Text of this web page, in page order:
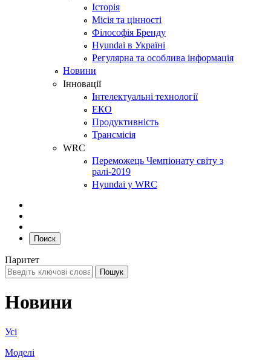
Історія
Місія та цінності
Філософія Бренду
Hyundai в Україні
Регулярна та особлива інформація
Новини
Інновації
Інтелектуальні технології
ЕКО
Продуктивність
Трансмісія
WRC
Переможець Чемпіонату світу з
ралі-2019
Hyundai у WRC
Поиск
Паритет
Новини
Усі
Моделі